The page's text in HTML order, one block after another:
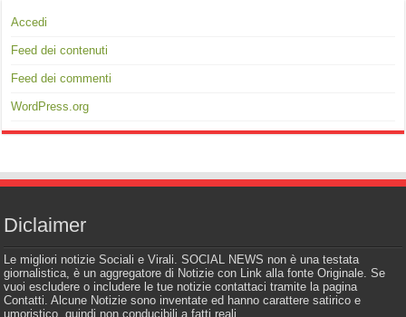
Accedi
Feed dei contenuti
Feed dei commenti
WordPress.org
Diclaimer
Le migliori notizie Sociali e Virali. SOCIAL NEWS non è una testata
giornalistica, è un aggregatore di Notizie con Link alla fonte Originale. Se
vuoi escludere o includere le tue notizie contattaci tramite la pagina
Contatti. Alcune Notizie sono inventate ed hanno carattere satirico e
umoristico, quindi non conducibili a fatti reali.